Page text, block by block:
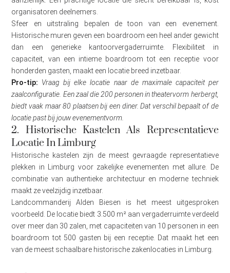
organisatoren deelnemers.
Sfeer en uitstraling bepalen de toon van een evenement.
Historische muren geven een boardroom een heel ander gewicht
dan een generieke kantoorvergaderruimte. Flexibiliteit in
capaciteit, van een intieme boardroom tot een receptie voor
honderden gasten, maakt een locatie breed inzetbaar.
Pro-tip: Vraag bij elke locatie naar de maximale capaciteit per
zaalconfiguratie. Een zaal die 200 personen in theatervorm herbergt,
biedt vaak maar 80 plaatsen bij een diner. Dat verschil bepaalt of de
locatie past bij jouw evenementvorm.
2. Historische Kastelen Als Representatieve
Locatie In Limburg
Historische kastelen zijn de meest gevraagde representatieve
plekken in Limburg voor zakelijke evenementen met allure. De
combinatie van authentieke architectuur en moderne techniek
maakt ze veelzijdig inzetbaar.
Landcommanderij Alden Biesen is het meest uitgesproken
voorbeeld. De locatie biedt 3.500 m² aan vergaderruimte verdeeld
over meer dan 30 zalen, met capaciteiten van 10 personen in een
boardroom tot 500 gasten bij een receptie. Dat maakt het een
van de meest schaalbare historische zakenlocaties in Limburg.